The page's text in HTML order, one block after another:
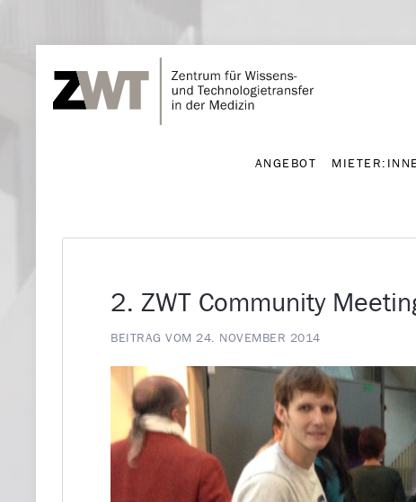
ANGEBOT
ANGEBOT
2. ZWT Community
BEITRAG VOM 24. NOVEMBER 2014